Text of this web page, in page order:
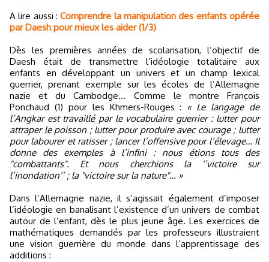
A lire aussi :Comprendre la manipulation des enfants opérée
par Daesh pour mieux les aider (1/3)
Dès les premières années de scolarisation, l’objectif de
Daesh était de transmettre l’idéologie totalitaire aux
enfants en développant un univers et un champ lexical
guerrier, prenant exemple sur les écoles de l’Allemagne
nazie et du Cambodge... Comme le montre François
Ponchaud (1) pour les Khmers-Rouges : « Le langage de
l’Angkar est travaillé par le vocabulaire guerrier : lutter pour
attraper le poisson ; lutter pour produire avec courage ; lutter
pour labourer et ratisser ; lancer l’offensive pour l’élevage… Il
donne des exemples à l’infini : nous étions tous des
"combattants". Et nous cherchions la ‘’victoire sur
l’inondation’’ ; la "victoire sur la nature"… »
Dans l’Allemagne nazie, il s’agissait également d’imposer
l’idéologie en banalisant l’existence d’un univers de combat
autour de l’enfant, dès le plus jeune âge. Les exercices de
mathématiques demandés par les professeurs illustraient
une vision guerrière du monde dans l’apprentissage des
additions :